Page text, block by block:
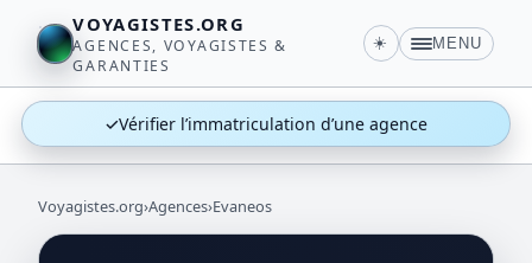
VOYAGISTES.ORG
AGENCES, VOYAGISTES &
GARANTIES
☀️ MENU
✓Vérifier l’immatriculation d’une agence
Voyagistes.org›Agences›Evaneos